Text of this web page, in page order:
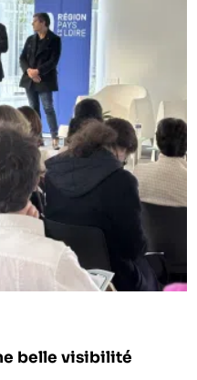
belle visibilité